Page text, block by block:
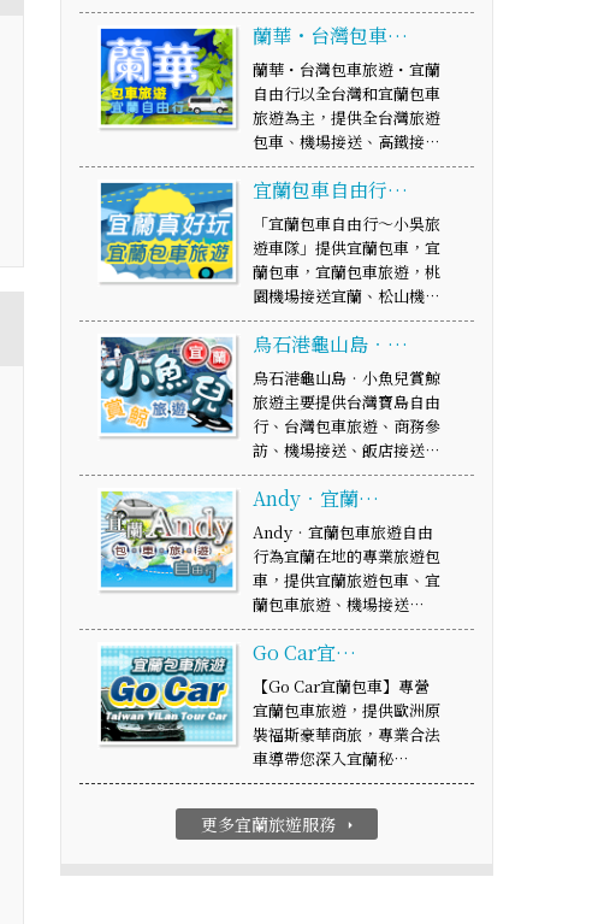
蘭華・台灣包車…
蘭華・台灣包車旅遊・宜蘭
自由行以全台灣和宜蘭包車
旅遊為主，提供全台灣旅遊
包車、機場接送、高鐵接…
宜蘭包車自由行…
「宜蘭包車自由行～小吳旅
遊車隊」提供宜蘭包車，宜
蘭包車，宜蘭包車旅遊，桃
園機場接送宜蘭、松山機…
烏石港龜山島‧…
烏石港龜山島‧小魚兒賞鯨
旅遊主要提供台灣寶島自由
行、台灣包車旅遊、商務參
訪、機場接送、飯店接送…
Andy‧宜蘭…
Andy‧宜蘭包車旅遊自由
行為宜蘭在地的專業旅遊包
車，提供宜蘭旅遊包車、宜
蘭包車旅遊、機場接送…
Go Car宜…
【Go Car宜蘭包車】專營
宜蘭包車旅遊，提供歐洲原
裝福斯豪華商旅，專業合法
車導帶您深入宜蘭秘…
更多宜蘭旅遊服務 arrow_right